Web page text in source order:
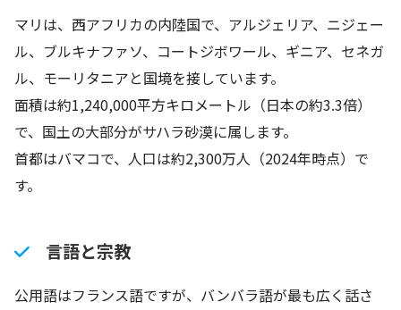
マリは、西アフリカの内陸国で、アルジェリア、ニジェー
ル、ブルキナファソ、コートジボワール、ギニア、セネガ
ル、モーリタニアと国境を接しています。
面積は約1,240,000平方キロメートル（日本の約3.3倍）
で、国土の大部分がサハラ砂漠に属します。
首都はバマコで、人口は約2,300万人（2024年時点）で
す。
言語と宗教
公用語はフランス語ですが、バンバラ語が最も広く話さ